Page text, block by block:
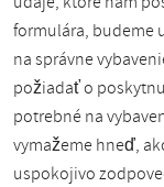
formulára, budeme
na správne
požiadať o
potrebné na
vymažeme hneď,
uspokojivo